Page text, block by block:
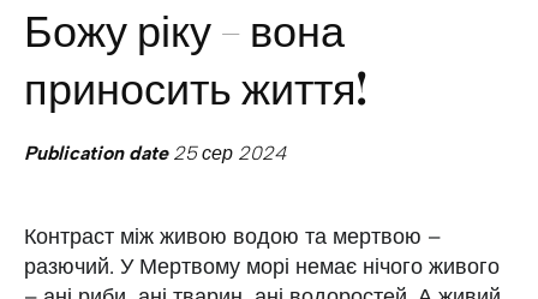
Божу ріку – вона
приносить життя!
Publication date25 сер 2024
Контраст між живою водою та мертвою –
разючий. У Мертвому морі немає нічого живого